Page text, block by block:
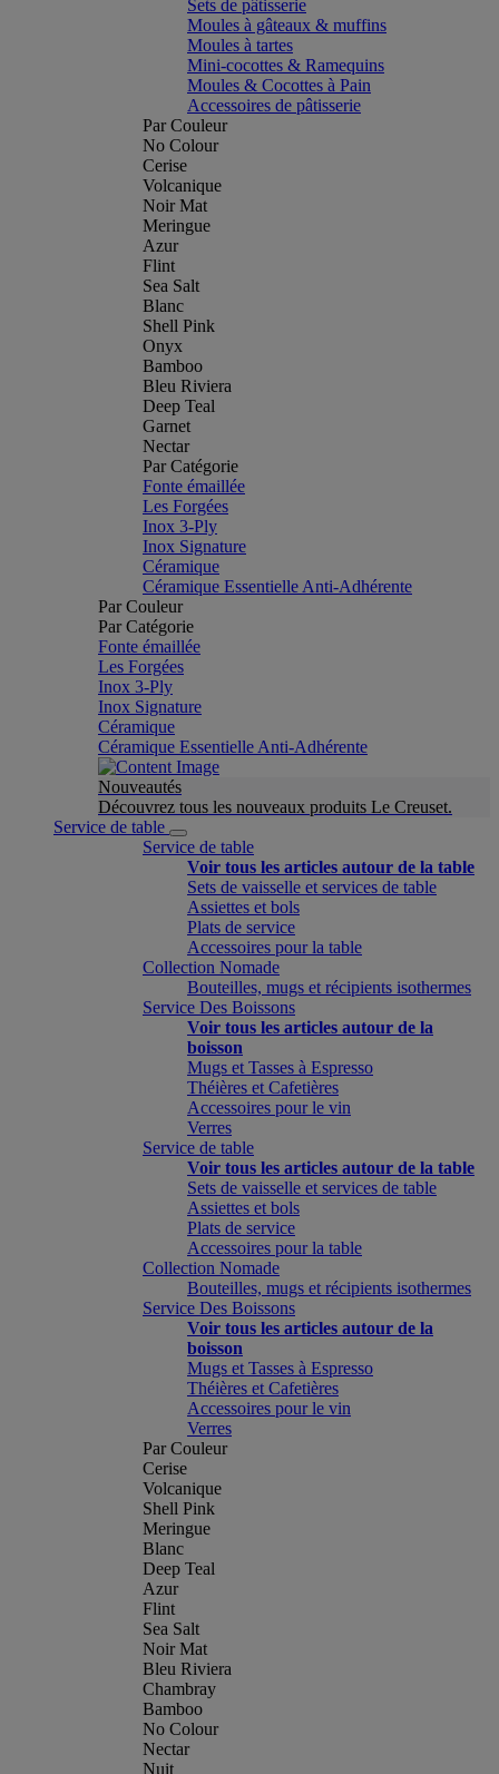
Sets de pâtisserie
Moules à gâteaux & muffins
Moules à tartes
Mini-cocottes & Ramequins
Moules & Cocottes à Pain
Accessoires de pâtisserie
Par Couleur
No Colour
Cerise
Volcanique
Noir Mat
Meringue
Azur
Flint
Sea Salt
Blanc
Shell Pink
Onyx
Bamboo
Bleu Riviera
Deep Teal
Garnet
Nectar
Par Catégorie
Fonte émaillée
Les Forgées
Inox 3-Ply
Inox Signature
Céramique
Céramique Essentielle Anti-Adhérente
Par Couleur
Par Catégorie
Fonte émaillée
Les Forgées
Inox 3-Ply
Inox Signature
Céramique
Céramique Essentielle Anti-Adhérente
Nouveautés
Découvrez tous les nouveaux produits Le Creuset.
Service de table
Service de table
Voir tous les articles autour de la table
Sets de vaisselle et services de table
Assiettes et bols
Plats de service
Accessoires pour la table
Collection Nomade
Bouteilles, mugs et récipients isothermes
Service Des Boissons
Voir tous les articles autour de la
boisson
Mugs et Tasses à Espresso
Théières et Cafetières
Accessoires pour le vin
Verres
Service de table
Voir tous les articles autour de la table
Sets de vaisselle et services de table
Assiettes et bols
Plats de service
Accessoires pour la table
Collection Nomade
Bouteilles, mugs et récipients isothermes
Service Des Boissons
Voir tous les articles autour de la
boisson
Mugs et Tasses à Espresso
Théières et Cafetières
Accessoires pour le vin
Verres
Par Couleur
Cerise
Volcanique
Shell Pink
Meringue
Blanc
Deep Teal
Azur
Flint
Sea Salt
Noir Mat
Bleu Riviera
Chambray
Bamboo
No Colour
Nectar
Nuit